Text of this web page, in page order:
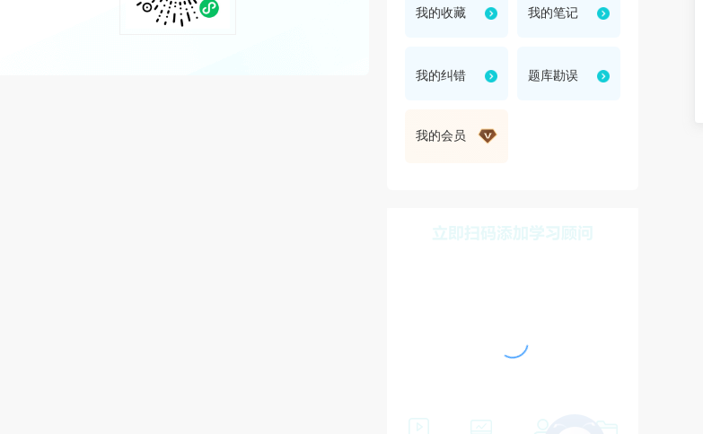
我的收藏 我的笔记
我的纠错 题库勘误
我的会员